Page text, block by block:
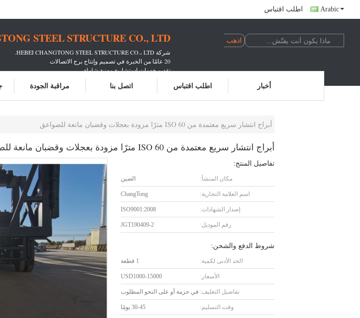
اطلب اقتباس Arabic
STEEL STRUCTURE CO., LTD.
شركة HEBEI CHANGTONG STEEL STRUCTURE CO.، LTD.
20 عامًا من الخبرة في تصميم وإنتاج برج الاتصالات
تقديم خدمات استشارية مهنية شاملة
خدم عدد لا يحصى من شركات الاتصالات
مراقبة الجودة اتصل بنا اطلب اقتباس أخبار
أبراج انتشار سريع معتمدة من ISO 60 مترًا مزودة بعجلات وقضبان مانعة للصواعق
أبراج انتشار سريع معتمدة من ISO 60 مترًا مزودة بعجلات وقضبان مانعة للصواعق
تفاصيل المنتج:
مكان المنشأ: الصين
اسم العلامة التجارية: ChangTong
إصدار الشهادات: ISO9001:2008
رقم الموديل: JGT190409-2
شروط الدفع والشحن:
الحد الأدنى لكمية: 1 قطعة
الأسعار: USD1000-15000
تفاصيل التغليف: في حزمة أو على النحو المطلوب
وقت التسليم: 30-45 يومًا